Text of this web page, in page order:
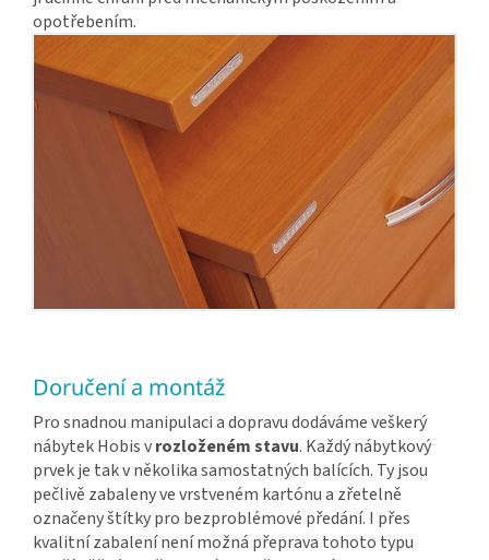
opotřebením.
Doručení a montáž
Pro snadnou manipulaci a dopravu dodáváme veškerý
nábytek Hobis vrozloženém stavu. Každý nábytkový
prvek je tak v několika samostatných balících. Ty jsou
pečlivě zabaleny ve vrstveném kartónu a zřetelně
označeny štítky pro bezproblémové předání. I přes
kvalitní zabalení není možná přeprava tohoto typu